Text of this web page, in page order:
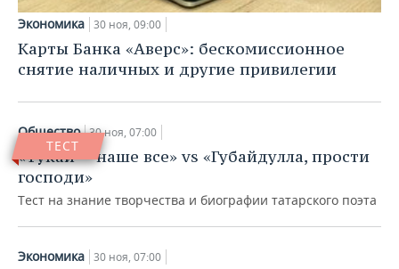
Экономика 30 ноя, 09:00
Карты Банка «Аверс»: бескомиссионное
снятие наличных и другие привилегии
ТЕСТ
Общество 30 ноя, 07:00
«Тукай — наше все» vs «Губайдулла, прости
господи»
Тест на знание творчества и биографии татарского поэта
Экономика 30 ноя, 07:00